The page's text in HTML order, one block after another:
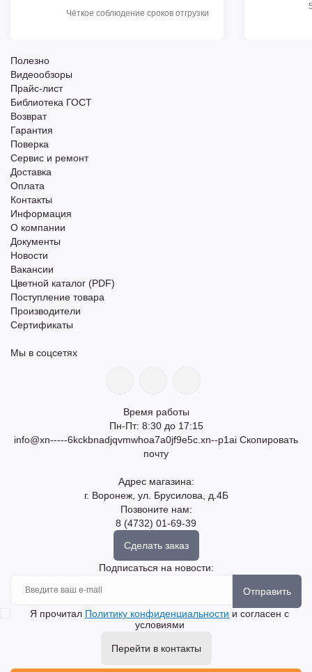
Чёткое соблюдение сроков отгрузки
Полезно
Видеообзоры
Прайс-лист
Библиотека ГОСТ
Возврат
Гарантия
Поверка
Сервис и ремонт
Доставка
Оплата
Контакты
Информация
О компании
Документы
Новости
Вакансии
Цветной каталог (PDF)
Поступление товара
Производители
Сертификаты
Мы в соцсетях
Время работы
Пн-Пт: 8:30 до 17:15
info@xn-----6kckbnadjqvmwhoa7a0jf9e5c.xn--p1ai Скопировать
почту
Адрес магазина:
г. Воронеж, ул. Брусилова, д.4Б
Позвоните нам:
8 (4732) 01-69-39
Сделать заказ
Подписаться на новости:
Отправить
Я прочитал Политику конфиденциальности и согласен с
условиями
Перейти в контакты